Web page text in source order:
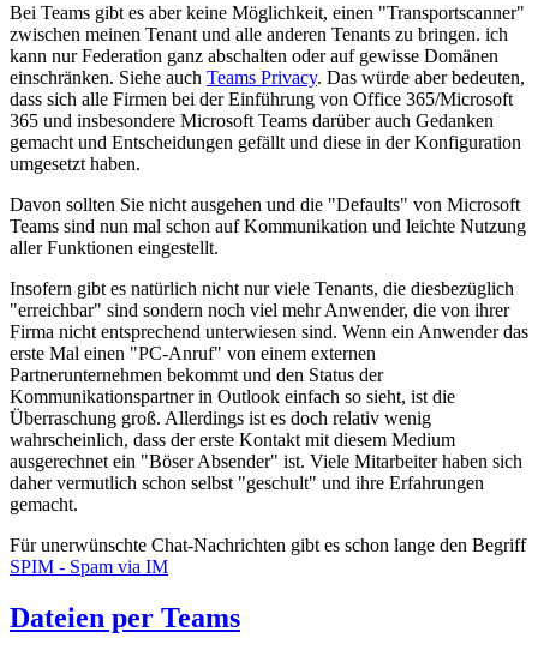
Bei Teams gibt es aber keine Möglichkeit, einen "Transportscanner"
zwischen meinen Tenant und alle anderen Tenants zu bringen. ich
kann nur Federation ganz abschalten oder auf gewisse Domänen
einschränken. Siehe auch Teams Privacy. Das würde aber bedeuten,
dass sich alle Firmen bei der Einführung von Office 365/Microsoft
365 und insbesondere Microsoft Teams darüber auch Gedanken
gemacht und Entscheidungen gefällt und diese in der Konfiguration
umgesetzt haben.
Davon sollten Sie nicht ausgehen und die "Defaults" von Microsoft
Teams sind nun mal schon auf Kommunikation und leichte Nutzung
aller Funktionen eingestellt.
Insofern gibt es natürlich nicht nur viele Tenants, die diesbezüglich
"erreichbar" sind sondern noch viel mehr Anwender, die von ihrer
Firma nicht entsprechend unterwiesen sind. Wenn ein Anwender das
erste Mal einen "PC-Anruf" von einem externen
Partnerunternehmen bekommt und den Status der
Kommunikationspartner in Outlook einfach so sieht, ist die
Überraschung groß. Allerdings ist es doch relativ wenig
wahrscheinlich, dass der erste Kontakt mit diesem Medium
ausgerechnet ein "Böser Absender" ist. Viele Mitarbeiter haben sich
daher vermutlich schon selbst "geschult" und ihre Erfahrungen
gemacht.
Für unerwünschte Chat-Nachrichten gibt es schon lange den Begriff
SPIM - Spam via IM
Dateien per Teams